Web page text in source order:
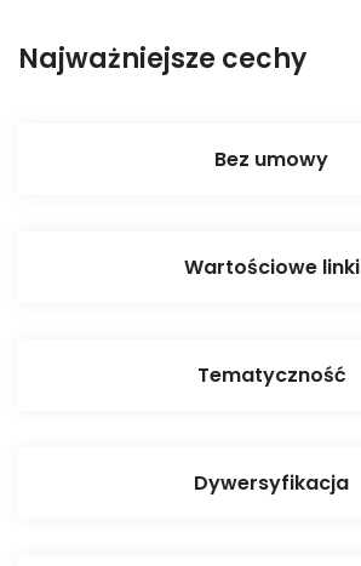
Najważniejsze cechy
Bez umowy
Wartościowe linki
Tematyczność
Dywersyfikacja